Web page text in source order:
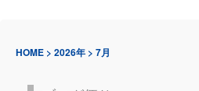
HOME > 2026年 > 7月